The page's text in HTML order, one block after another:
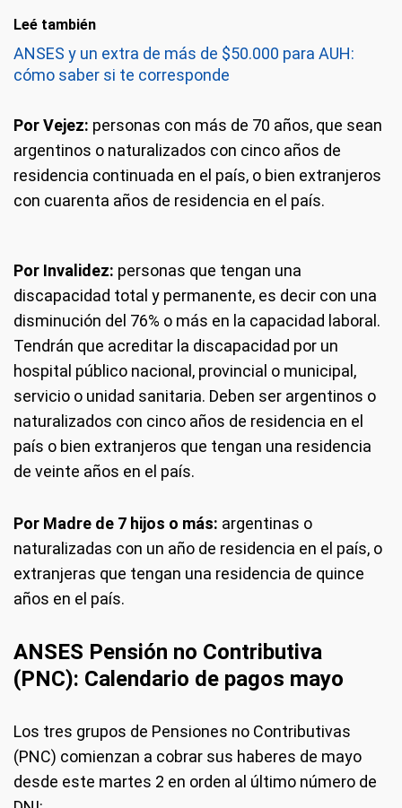
Leé también
ANSES y un extra de más de $50.000 para AUH:
cómo saber si te corresponde
Por Vejez: personas con más de 70 años, que sean
argentinos o naturalizados con cinco años de
residencia continuada en el país, o bien extranjeros
con cuarenta años de residencia en el país.
Por Invalidez: personas que tengan una
discapacidad total y permanente, es decir con una
disminución del 76% o más en la capacidad laboral.
Tendrán que acreditar la discapacidad por un
hospital público nacional, provincial o municipal,
servicio o unidad sanitaria. Deben ser argentinos o
naturalizados con cinco años de residencia en el
país o bien extranjeros que tengan una residencia
de veinte años en el país.
Por Madre de 7 hijos o más: argentinas o
naturalizadas con un año de residencia en el país, o
extranjeras que tengan una residencia de quince
años en el país.
ANSES Pensión no Contributiva
(PNC): Calendario de pagos mayo
Los tres grupos de Pensiones no Contributivas
(PNC) comienzan a cobrar sus haberes de mayo
desde este martes 2 en orden al último número de